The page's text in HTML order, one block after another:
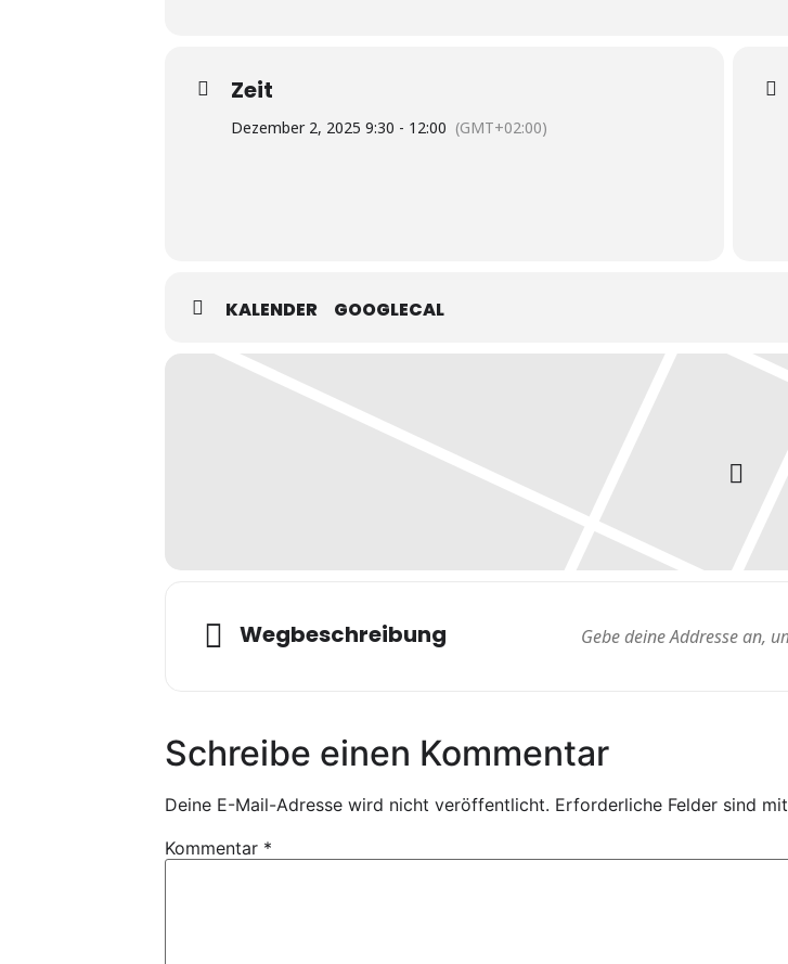
Zeit
Dezember 2, 2025 9:30 - 12:00 (GMT+02:00)
KALENDER GOOGLECAL
Wegbeschreibung
Schreibe einen Kommentar
Deine E-Mail-Adresse wird nicht veröffentlicht. Erforderliche Felder sind mit
Kommentar *